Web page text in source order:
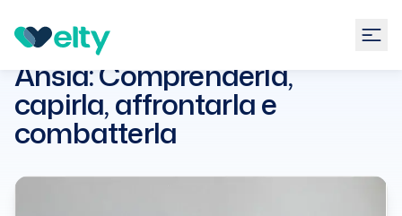
Guide Psicologia
Ansia: Comprenderla,
capirla, affrontarla e
combatterla